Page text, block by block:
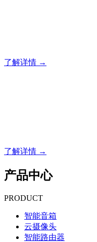
了解详情 →
了解详情 →
产品中心
PRODUCT
智能音箱
云摄像头
智能路由器